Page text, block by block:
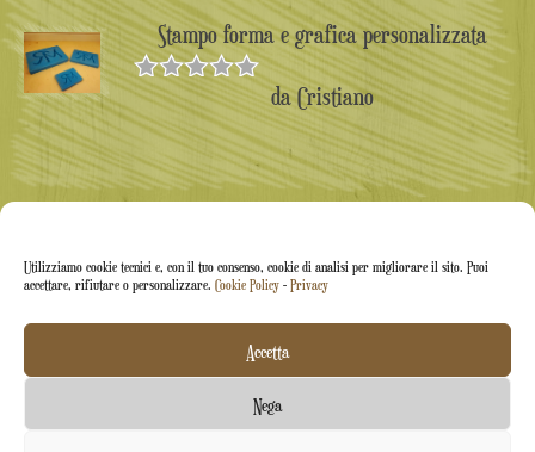
Utilizziamo cookie tecnici e, con il tuo consenso, cookie di analisi per migliorare il sito. Puoi
accettare, rifiutare o personalizzare. Cookie Policy - Privacy
Accetta
Nega
Stampo forma e grafica personalizzata
Valutato5
su 5
da Cristiano
Arti&Inventive ® 2005-2026 | P.iva 05070120877 |
Azienda iscritta all'albo artigiani CT-711169 | Rea CT-